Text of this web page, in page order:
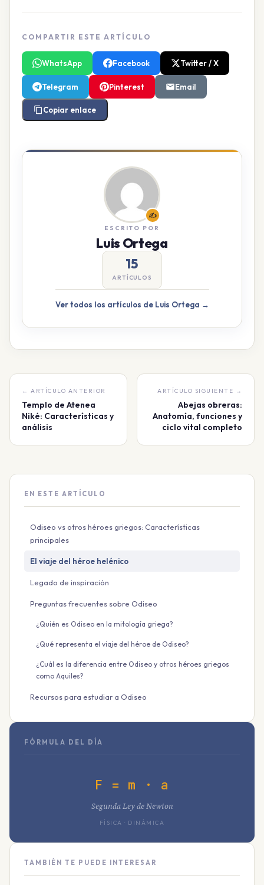
COMPARTIR ESTE ARTÍCULO
WhatsApp Facebook Twitter / X
Telegram Pinterest Email
Copiar enlace
✍️
ESCRITO POR
Luis Ortega
15
ARTÍCULOS
Ver todos los artículos de Luis Ortega →
← ARTÍCULO ANTERIOR
Templo de Atenea
Niké: Características y
análisis
ARTÍCULO SIGUIENTE →
Abejas obreras:
Anatomía, funciones y
ciclo vital completo
EN ESTE ARTÍCULO
Odiseo vs otros héroes griegos: Características
principales
El viaje del héroe helénico
Legado de inspiración
Preguntas frecuentes sobre Odiseo
¿Quién es Odiseo en la mitología griega?
¿Qué representa el viaje del héroe de Odiseo?
¿Cuál es la diferencia entre Odiseo y otros héroes griegos
como Aquiles?
Recursos para estudiar a Odiseo
FÓRMULA DEL DÍA
F = m · a
Segunda Ley de Newton
FÍSICA · DINÁMICA
TAMBIÉN TE PUEDE INTERESAR